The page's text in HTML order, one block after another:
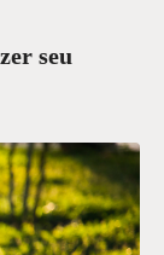
seu